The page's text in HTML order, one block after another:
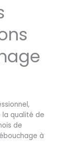
la qualité de
de
à